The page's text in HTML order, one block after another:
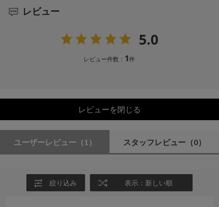
レビュー
5.0
レビュー件数： 1件
レビューを閉じる
ユーザーレビュー （1） スタッフレビュー （0）
絞り込み 表示：新しい順